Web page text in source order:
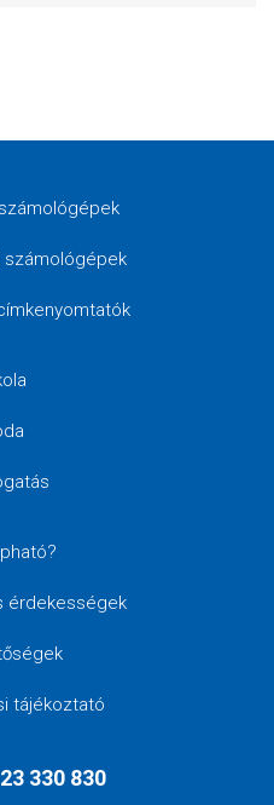
számológépek
érdekességek
tájékoztató
330 830